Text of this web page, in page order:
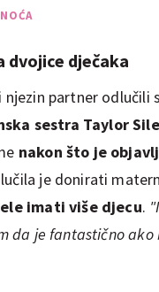
dvojice dječaka
njezin partner odlučili
sestra Taylor
nakon što je
je donirati
imati više djecu.
da je fantastično